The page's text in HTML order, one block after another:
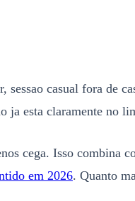
sessao casual fora
ja esta claramente no
cega. Isso combina
em 2026. Quanto